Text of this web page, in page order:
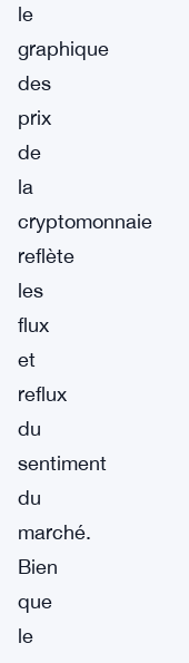
le
graphique
des
prix
de
la
cryptomonnaie
reflète
les
flux
et
reflux
du
sentiment
du
marché.
Bien
que
le